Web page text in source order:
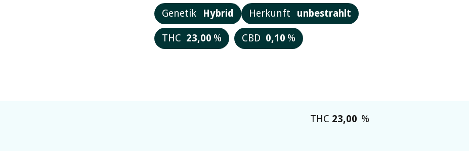
Genetik Hybrid Herkunft unbestrahlt
THC 23,00 % CBD 0,10 %
THC 23,00 %